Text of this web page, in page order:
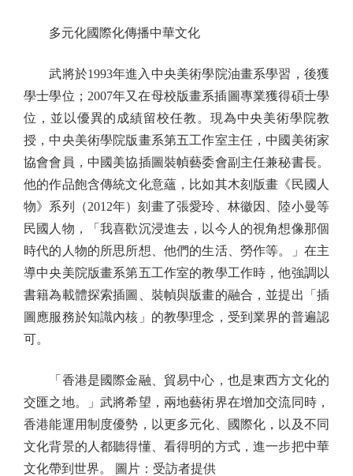
多元化國際化傳播中華文化
武將於1993年進入中央美術學院油畫系學習，後獲
學士學位；2007年又在母校版畫系插圖專業獲得碩士學
位，並以優異的成績留校任教。現為中央美術學院教
授，中央美術學院版畫系第五工作室主任，中國美術家
協會會員，中國美協插圖裝幀藝委會副主任兼秘書長。
他的作品飽含傳統文化意蘊，比如其木刻版畫《民國人
物》系列（2012年）刻畫了張愛玲、林徽因、陸小曼等
民國人物，「我喜歡沉浸進去，以今人的視角想像那個
時代的人物的所思所想、他們的生活、勞作等。」在主
導中央美院版畫系第五工作室的教學工作時，他強調以
書籍為載體探索插圖、裝幀與版畫的融合，並提出「插
圖應服務於知識內核」的教學理念，受到業界的普遍認
可。
「香港是國際金融、貿易中心，也是東西方文化的
交匯之地。」武將希望，兩地藝術界在增加交流同時，
香港能運用制度優勢，以更多元化、國際化，以及不同
文化背景的人都聽得懂、看得明的方式，進一步把中華
文化帶到世界。 圖片：受訪者提供